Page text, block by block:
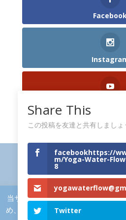
利用規約 (Aviso
クッキーに関するポリ
Cookies)
個人情報保護方針
当サイトにアクセスいただいた方
め、またアクセス解析にCookieを
Share This
この投稿を友達と共有しましょ
facebookhttps://
m/Yoga-Water-
8
Twitter